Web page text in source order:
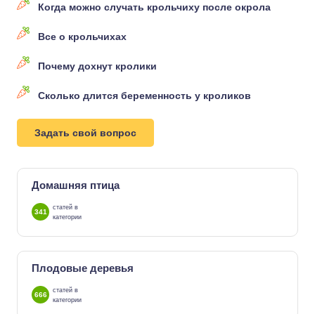
Когда можно случать крольчиху после окрола
Все о крольчихах
Почему дохнут кролики
Сколько длится беременность у кроликов
Задать свой вопрос
Домашняя птица
341
статей в
категории
Плодовые деревья
666
статей в
категории